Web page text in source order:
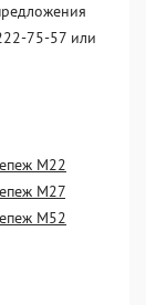
75-57 или
М22
М27
М52